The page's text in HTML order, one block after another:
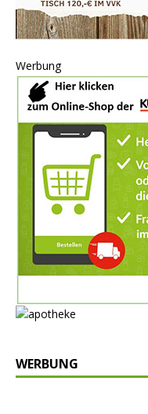
Werbung
WERBUNG